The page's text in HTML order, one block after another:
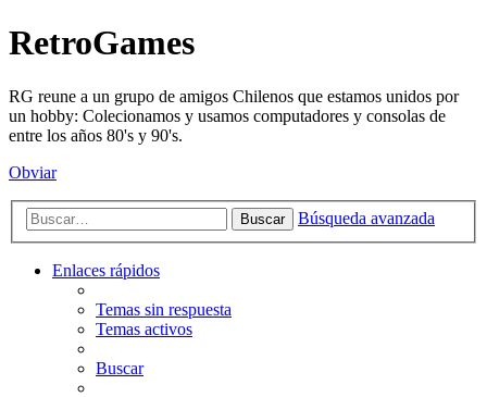
RetroGames
RG reune a un grupo de amigos Chilenos que estamos unidos por
un hobby: Colecionamos y usamos computadores y consolas de
entre los años 80's y 90's.
Obviar
Buscar Búsqueda avanzada
Enlaces rápidos
Temas sin respuesta
Temas activos
Buscar